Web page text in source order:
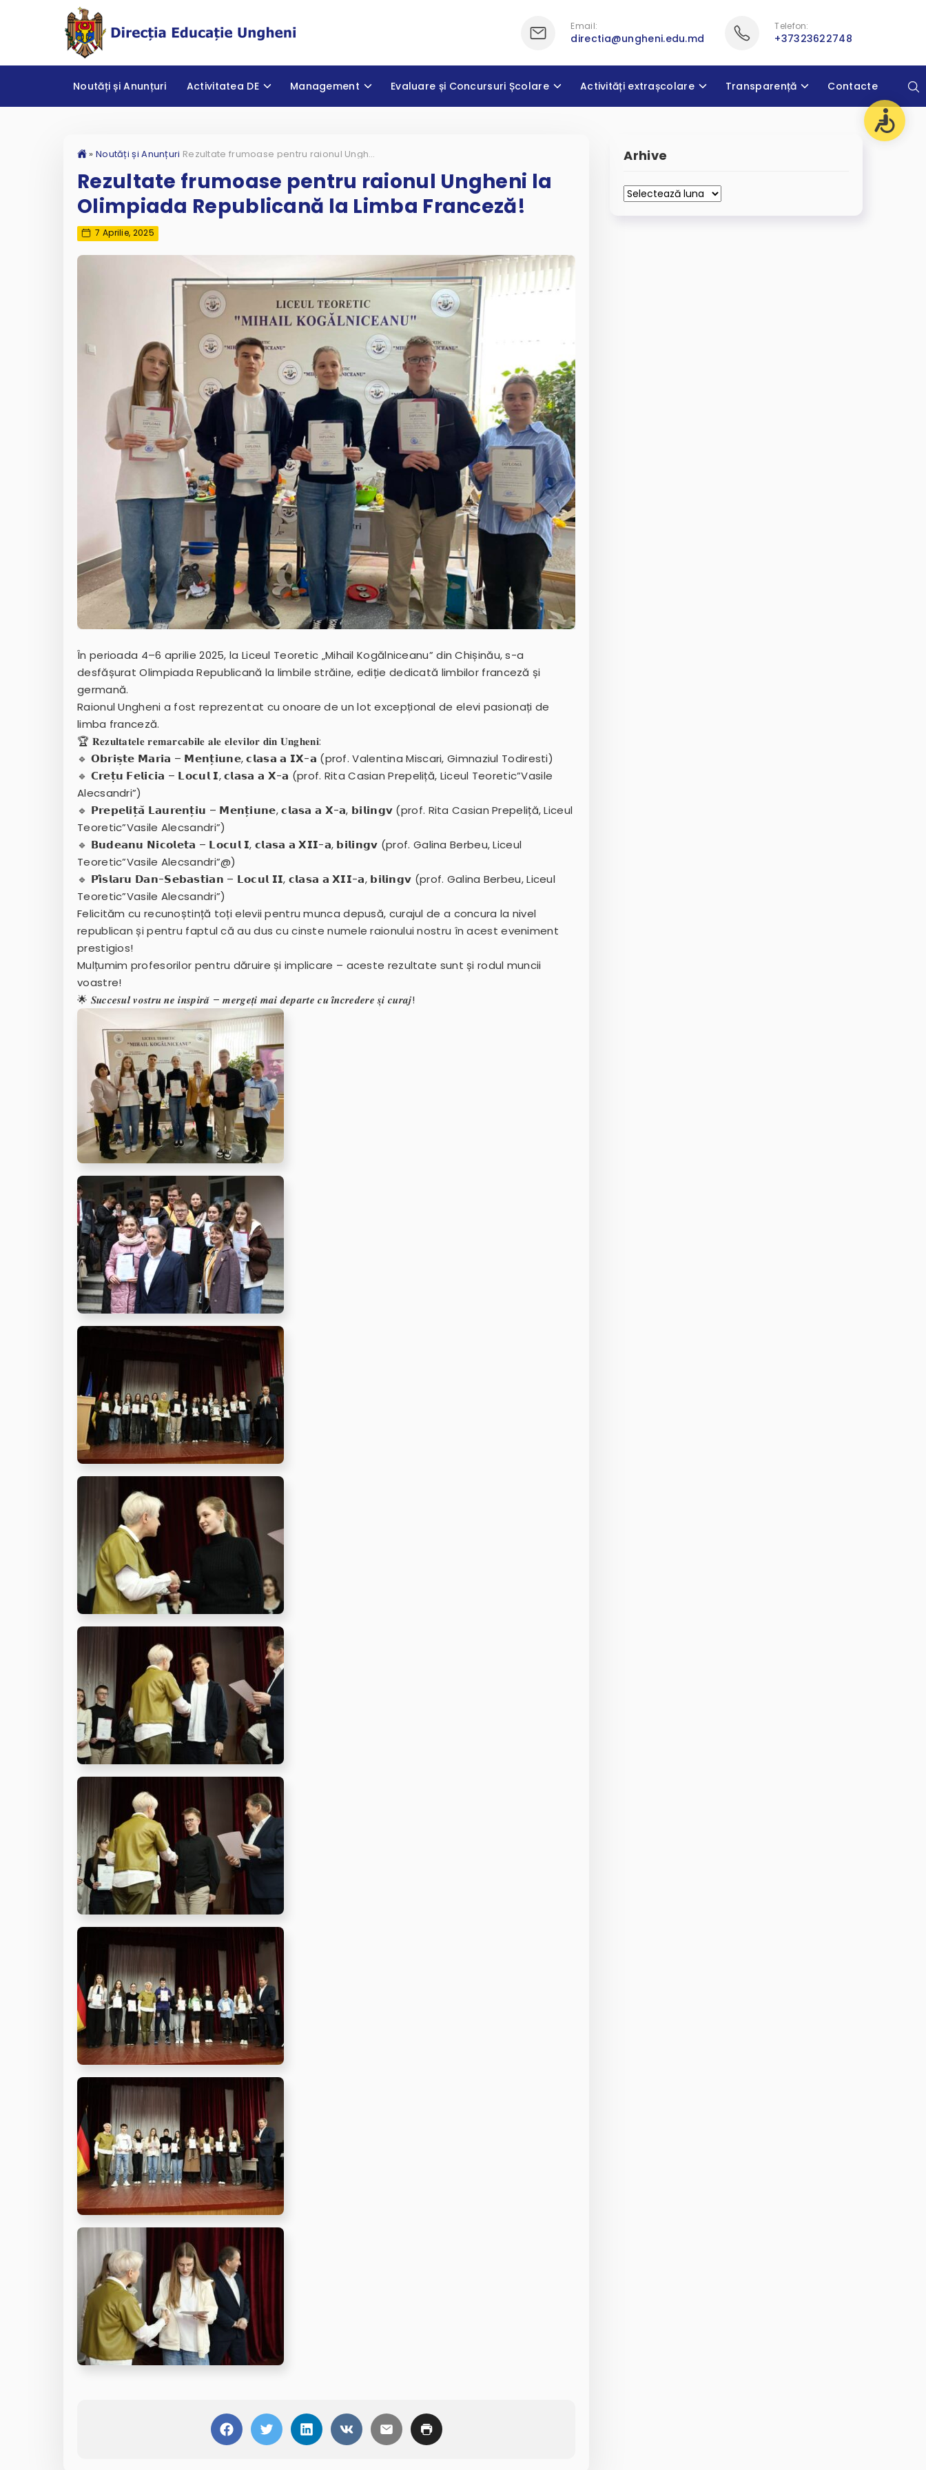
Email:
directia@ungheni.edu.md
Telefon:
+37323622748
Noutăți și Anunțuri Activitatea DE Management Evaluare și Concursuri Școlare Activități extrașcolare Transparență Contacte
» Noutăți și Anunțuri Rezultate frumoase pentru raionul Ungheni la Olimpiada Republicană la Limba Franceză!
Rezultate frumoase pentru raionul Ungheni la
Olimpiada Republicană la Limba Franceză!
7 Aprilie, 2025
În perioada 4–6 aprilie 2025, la Liceul Teoretic „Mihail Kogălniceanu” din Chișinău, s-a
desfășurat Olimpiada Republicană la limbile străine, ediție dedicată limbilor franceză și
germană.
Raionul Ungheni a fost reprezentat cu onoare de un lot excepțional de elevi pasionați de
limba franceză.
🏆 𝐑𝐞𝐳𝐮𝐥𝐭𝐚𝐭𝐞𝐥𝐞 𝐫𝐞𝐦𝐚𝐫𝐜𝐚𝐛𝐢𝐥𝐞 𝐚𝐥𝐞 𝐞𝐥𝐞𝐯𝐢𝐥𝐨𝐫 𝐝𝐢𝐧 𝐔𝐧𝐠𝐡𝐞𝐧𝐢:
🔹 𝗢𝗯𝗿𝗶𝘀̦𝘁𝗲 𝗠𝗮𝗿𝗶𝗮 – 𝗠𝗲𝗻𝘁̦𝗶𝘂𝗻𝗲, 𝗰𝗹𝗮𝘀𝗮 𝗮 𝗜𝗫-𝗮 (prof. Valentina Miscari, Gimnaziul Todiresti)
🔹 𝗖𝗿𝗲𝘁̦𝘂 𝗙𝗲𝗹𝗶𝗰𝗶𝗮 – 𝗟𝗼𝗰𝘂𝗹 𝗜, 𝗰𝗹𝗮𝘀𝗮 𝗮 𝗫-𝗮 (prof. Rita Casian Prepeliță, Liceul Teoretic”Vasile
Alecsandri”)
🔹 𝗣𝗿𝗲𝗽𝗲𝗹𝗶𝘁̦𝗮̆ 𝗟𝗮𝘂𝗿𝗲𝗻𝘁̦𝗶𝘂 – 𝗠𝗲𝗻𝘁̦𝗶𝘂𝗻𝗲, 𝗰𝗹𝗮𝘀𝗮 𝗮 𝗫-𝗮, 𝗯𝗶𝗹𝗶𝗻𝗴𝘃 (prof. Rita Casian Prepeliță, Liceul
Teoretic”Vasile Alecsandri”)
🔹 𝗕𝘂𝗱𝗲𝗮𝗻𝘂 𝗡𝗶𝗰𝗼𝗹𝗲𝘁𝗮 – 𝗟𝗼𝗰𝘂𝗹 𝗜, 𝗰𝗹𝗮𝘀𝗮 𝗮 𝗫𝗜𝗜-𝗮, 𝗯𝗶𝗹𝗶𝗻𝗴𝘃 (prof. Galina Berbeu, Liceul
Teoretic”Vasile Alecsandri”@)
🔹 𝗣𝗶̂𝘀𝗹𝗮𝗿𝘂 𝗗𝗮𝗻-𝗦𝗲𝗯𝗮𝘀𝘁𝗶𝗮𝗻 – 𝗟𝗼𝗰𝘂𝗹 𝗜𝗜, 𝗰𝗹𝗮𝘀𝗮 𝗮 𝗫𝗜𝗜-𝗮, 𝗯𝗶𝗹𝗶𝗻𝗴𝘃 (prof. Galina Berbeu, Liceul
Teoretic”Vasile Alecsandri”)
Felicităm cu recunoștință toți elevii pentru munca depusă, curajul de a concura la nivel
republican și pentru faptul că au dus cu cinste numele raionului nostru în acest eveniment
prestigios!
Mulțumim profesorilor pentru dăruire și implicare – aceste rezultate sunt și rodul muncii
voastre!
🌟 𝑺𝒖𝒄𝒄𝒆𝒔𝒖𝒍 𝒗𝒐𝒔𝒕𝒓𝒖 𝒏𝒆 𝒊𝒏𝒔𝒑𝒊𝒓𝒂̆ – 𝒎𝒆𝒓𝒈𝒆𝒕̦𝒊 𝒎𝒂𝒊 𝒅𝒆𝒑𝒂𝒓𝒕𝒆 𝒄𝒖 𝒊̂𝒏𝒄𝒓𝒆𝒅𝒆𝒓𝒆 𝒔̦𝒊 𝒄𝒖𝒓𝒂𝒋!
Arhive
Arhive